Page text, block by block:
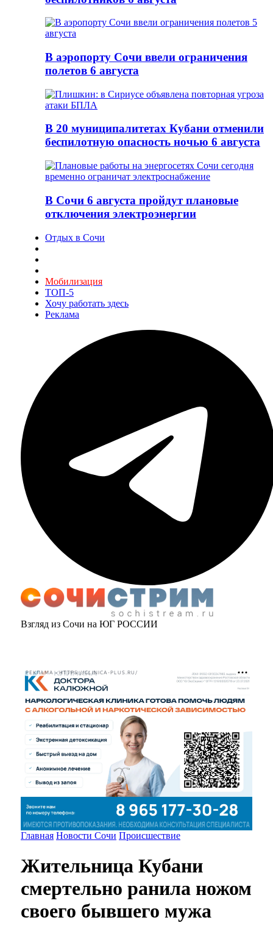
В аэропорту Сочи ввели ограничения
полетов 6 августа
В 20 муниципалитетах Кубани отменили
беспилотную опасность ночью 6 августа
В Сочи 6 августа пройдут плановые
отключения электроэнергии
Отдых в Сочи
Мобилизация
ТОП-5
Хочу работать здесь
Реклама
Взгляд из Сочи на ЮГ РОССИИ
РЕКЛАМА • HTTPS://CLINICA-PLUS.RU/
Главная Новости Сочи Происшествие
Жительница Кубани
смертельно ранила ножом
своего бывшего мужа